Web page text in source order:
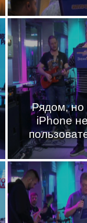
Рядом, но
iPhone